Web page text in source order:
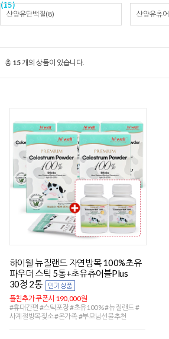
(15)
산양유단백질(8) 산양유츄
총 15 개의 상품이 있습니다.
하이웰 뉴질랜드 자연방목 100%초유
파우더 스틱 5통+초유츄어블Plus
30정 2통
플친추가 쿠폰시 190,000원
#휴대간편 #스틱포장 #초유100% #뉴질랜드 #
사계절방목젖소 #온가족 #부모님선물추천